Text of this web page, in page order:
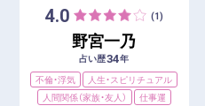
4.0 (1)
野宮一乃
占い歴34年
不倫・浮気
人生・スピリチュアル
人間関係（家族・友人）
仕事運